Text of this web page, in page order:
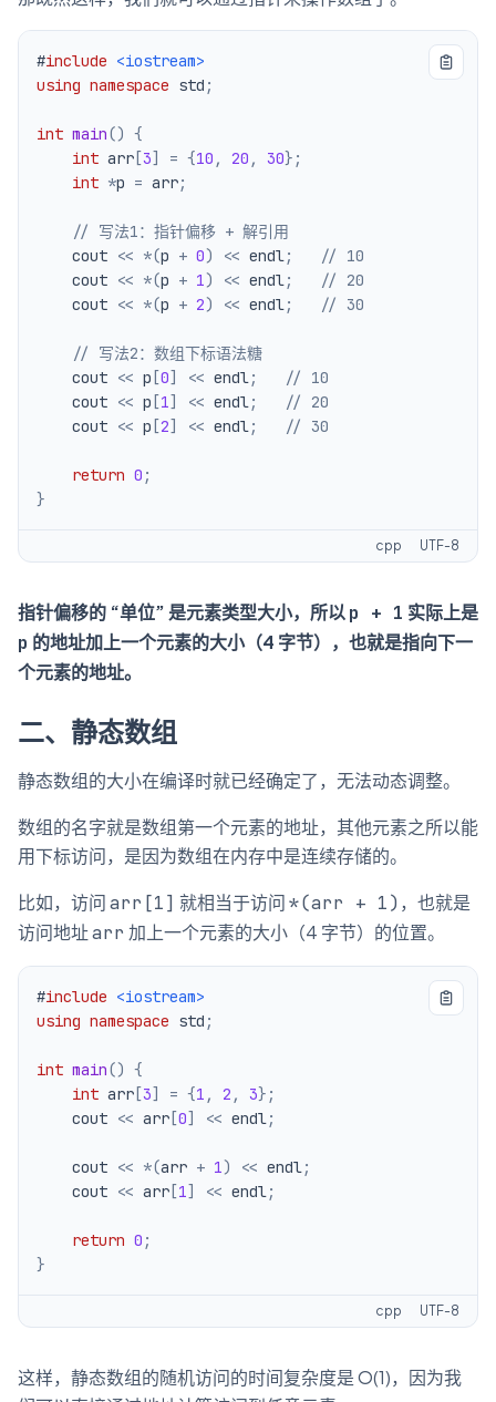
#include <iostream>
using namespace std ;
int main() {
int arr [3] = {10 , 20 , 30} ;
int *p = arr;
// 写法1：指针偏移 + 解引用
    cout
<< *(p + 0) << endl;
// 10
    cout
<< *(p + 1) << endl;
// 20
    cout
<< *(p + 2) << endl; // 30
// 写法2：数组下标语法糖
    cout
<< p [0] << endl;
// 10
    cout
<< p [1] << endl;
// 20
    cout
<< p [2] << endl; // 30
return 0 ;
}
cpp UTF-8
指针偏移的 “单位” 是元素类型大小，所以 p + 1 实际上是
p 的地址加上一个元素的大小（4 字节），也就是指向下一
个元素的地址。
二、静态数组
静态数组的大小在编译时就已经确定了，无法动态调整。
数组的名字就是数组第一个元素的地址，其他元素之所以能
用下标访问，是因为数组在内存中是连续存储的。
比如，访问arr[1] 就相当于访问*(arr + 1) ，也就是
访问地址arr 加上一个元素的大小（4 字节）的位置。
#include <iostream>
using namespace std ;
int main() {
int arr [3] = {1 , 2 , 3} ;
    cout
<< arr [0] << endl;
    cout
<< *(arr + 1) << endl;
    cout
<< arr [1] << endl;
return 0 ;
}
cpp UTF-8
这样，静态数组的随机访问的时间复杂度是 O(1)，因为我